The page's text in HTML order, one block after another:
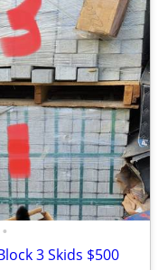
•
3 Skids $500